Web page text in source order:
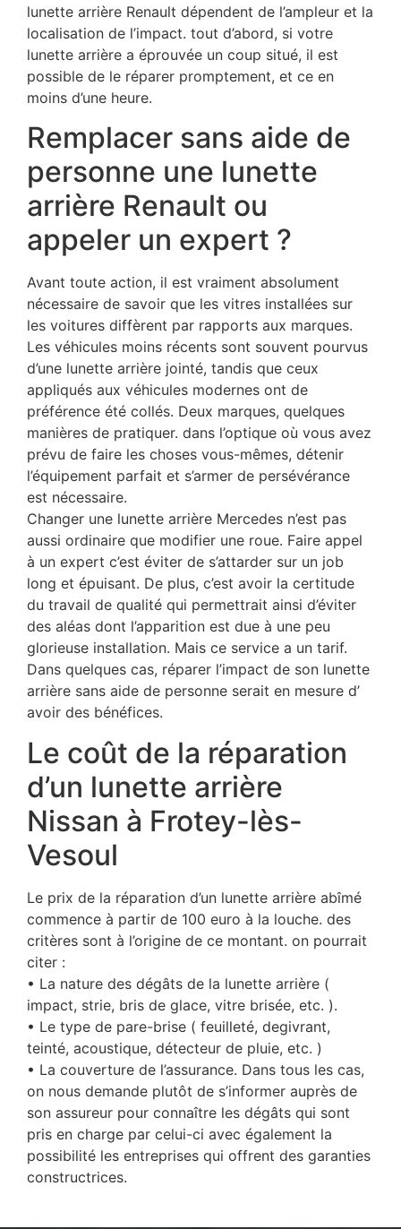
lunette arrière Renault dépendent de l’ampleur et la
localisation de l’impact. tout d’abord, si votre
lunette arrière a éprouvée un coup situé, il est
possible de le réparer promptement, et ce en
moins d’une heure.
Remplacer sans aide de
personne une lunette
arrière Renault ou
appeler un expert ?
Avant toute action, il est vraiment absolument
nécessaire de savoir que les vitres installées sur
les voitures diffèrent par rapports aux marques.
Les véhicules moins récents sont souvent pourvus
d’une lunette arrière jointé, tandis que ceux
appliqués aux véhicules modernes ont de
préférence été collés. Deux marques, quelques
manières de pratiquer. dans l’optique où vous avez
prévu de faire les choses vous-mêmes, détenir
l’équipement parfait et s’armer de persévérance
est nécessaire.
Changer une lunette arrière Mercedes n’est pas
aussi ordinaire que modifier une roue. Faire appel
à un expert c’est éviter de s’attarder sur un job
long et épuisant. De plus, c’est avoir la certitude
du travail de qualité qui permettrait ainsi d’éviter
des aléas dont l’apparition est due à une peu
glorieuse installation. Mais ce service a un tarif.
Dans quelques cas, réparer l’impact de son lunette
arrière sans aide de personne serait en mesure d’
avoir des bénéfices.
Le coût de la réparation
d’un lunette arrière
Nissan à Frotey-lès-
Vesoul
Le prix de la réparation d’un lunette arrière abîmé
commence à partir de 100 euro à la louche. des
critères sont à l’origine de ce montant. on pourrait
citer :
• La nature des dégâts de la lunette arrière (
impact, strie, bris de glace, vitre brisée, etc. ).
• Le type de pare-brise ( feuilleté, degivrant,
teinté, acoustique, détecteur de pluie, etc. )
• La couverture de l’assurance. Dans tous les cas,
on nous demande plutôt de s’informer auprès de
son assureur pour connaître les dégâts qui sont
pris en charge par celui-ci avec également la
possibilité les entreprises qui offrent des garanties
constructrices.